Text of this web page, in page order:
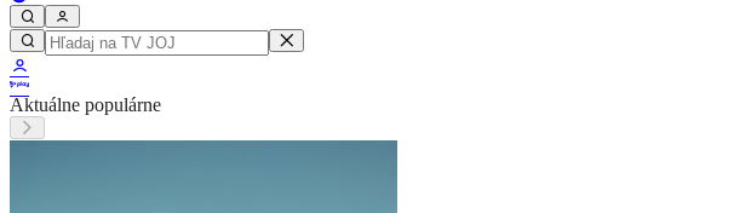
Aktuálne populárne